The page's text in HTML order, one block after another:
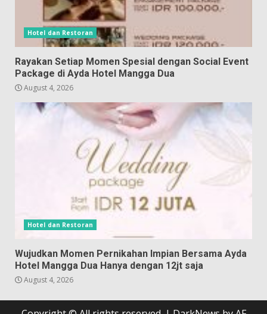
Hotel dan Restoran
Rayakan Setiap Momen Spesial dengan Social Event
Package di Ayda Hotel Mangga Dua
August 4, 2026
Hotel dan Restoran
Wujudkan Momen Pernikahan Impian Bersama Ayda
Hotel Mangga Dua Hanya dengan 12jt saja
August 4, 2026